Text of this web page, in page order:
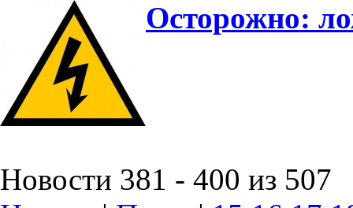
Осторожно:
Новости 381 - 400 из 507